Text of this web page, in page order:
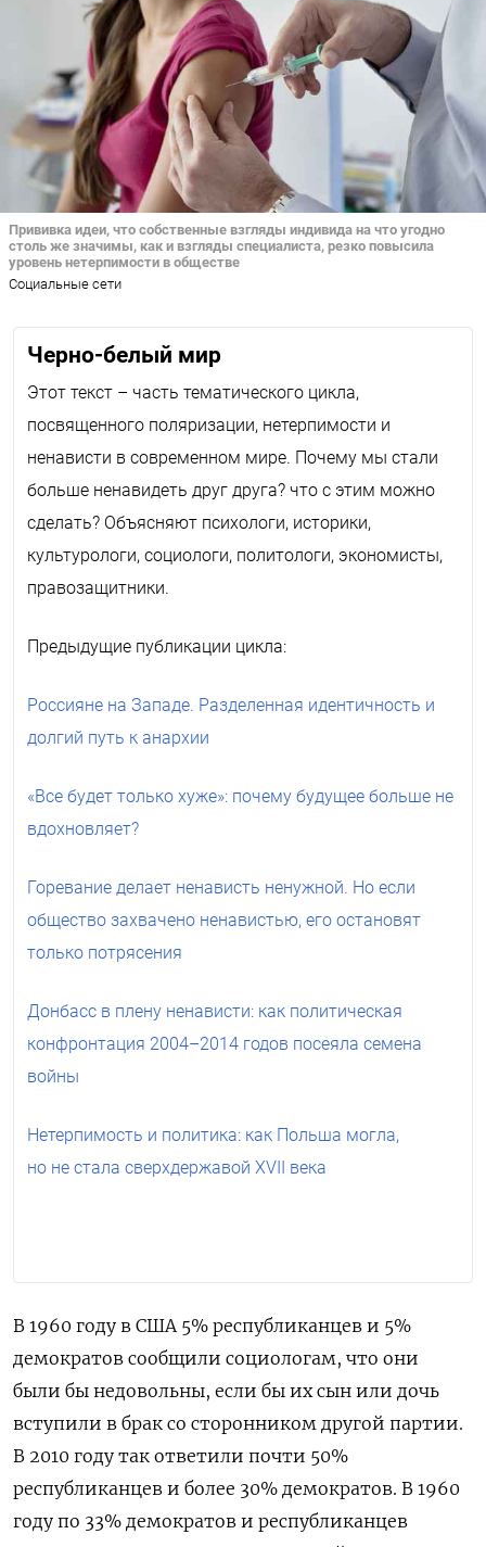
Прививка идеи, что собственные взгляды индивида на что угодно
столь же значимы, как и взгляды специалиста, резко повысила
уровень нетерпимости в обществе
Социальные сети
Черно-белый мир
Этот текст – часть тематического цикла,
посвященного поляризации, нетерпимости и
ненависти в современном мире. Почему мы стали
больше ненавидеть друг друга? что с этим можно
сделать? Объясняют психологи, историки,
культурологи, социологи, политологи, экономисты,
правозащитники.
Предыдущие публикации цикла:
Россияне на Западе. Разделенная идентичность и
долгий путь к анархии
«Все будет только хуже»: почему будущее больше не
вдохновляет?
Горевание делает ненависть ненужной. Но если
общество захвачено ненавистью, его остановят
только потрясения
Донбасс в плену ненависти: как политическая
конфронтация 2004–2014 годов посеяла семена
войны
Нетерпимость и политика: как Польша могла,
но не стала сверхдержавой XVII века
В 1960 году в США 5% республиканцев и 5%
демократов сообщили социологам, что они
были бы недовольны, если бы их сын или дочь
вступили в брак со сторонником другой партии.
В 2010 году так ответили почти 50%
республиканцев и более 30% демократов. В 1960
году по 33% демократов и республиканцев